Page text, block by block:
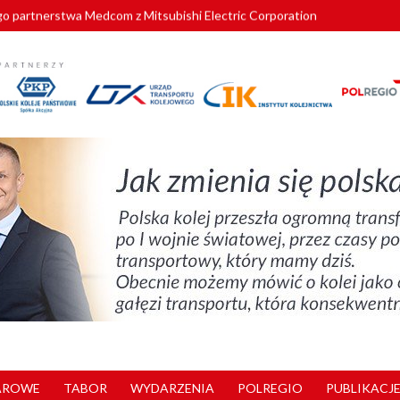
partnerstwa Medcom z Mitsubishi Electric Corporation
znów szuka dostawcy nowych EZT
kolejowych w północnej Wielkopolsce. Łatwiejsze dojazdy do pracy i
nowe standardy kategoryzacji dworców
TABOR WYDARZENIA POLREGIO